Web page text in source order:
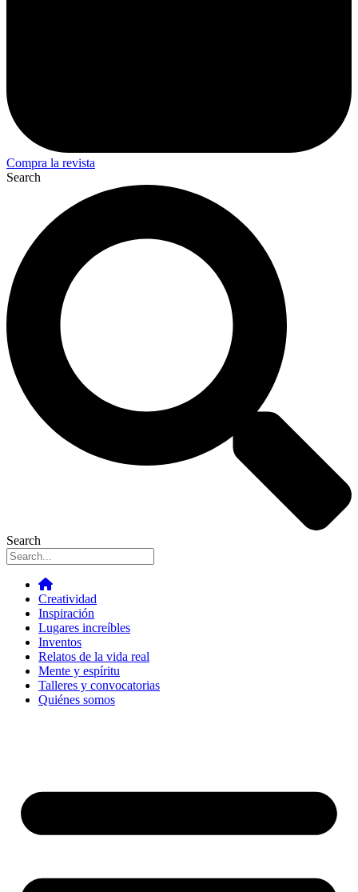
Compra la revista
Search
Search
Creatividad
Inspiración
Lugares increíbles
Inventos
Relatos de la vida real
Mente y espíritu
Talleres y convocatorias
Quiénes somos